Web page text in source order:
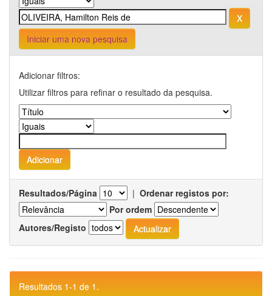
Iniciar uma nova pesquisa
Adicionar filtros:
Utilizar filtros para refinar o resultado da pesquisa.
Resultados/Página | Ordenar registos por:
Por ordem
Autores/Registo
Resultados 1-1 de 1.